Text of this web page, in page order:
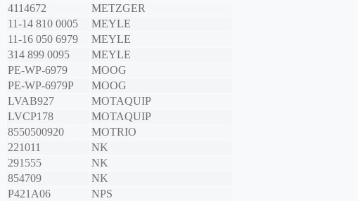
4114672
METZGER
11-14 810 0005
MEYLE
11-16 050 6979
MEYLE
314 899 0095
MEYLE
PE-WP-6979
MOOG
PE-WP-6979P
MOOG
LVAB927
MOTAQUIP
LVCP178
MOTAQUIP
8550500920
MOTRIO
221011
NK
291555
NK
854709
NK
P421A06
NPS